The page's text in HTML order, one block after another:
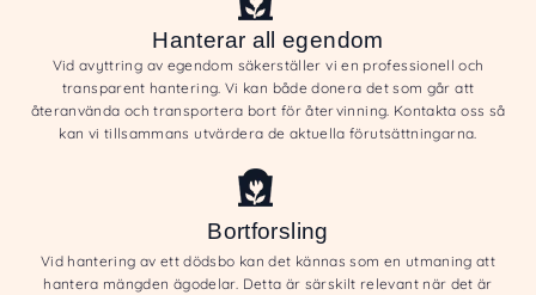
Hanterar all egendom
Vid avyttring av egendom säkerställer vi en professionell och
transparent hantering. Vi kan både donera det som går att
återanvända och transportera bort för återvinning. Kontakta oss så
kan vi tillsammans utvärdera de aktuella förutsättningarna.
Bortforsling
Vid hantering av ett dödsbo kan det kännas som en utmaning att
hantera mängden ägodelar. Detta är särskilt relevant när det är